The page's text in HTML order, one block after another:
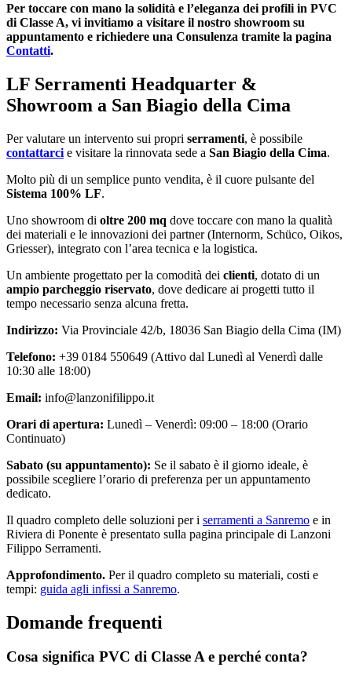
Per toccare con mano la solidità e l’eleganza dei profili in PVC
di Classe A, vi invitiamo a visitare il nostro showroom su
appuntamento e richiedere una Consulenza tramite la pagina
Contatti.
LF Serramenti Headquarter &
Showroom a San Biagio della Cima
Per valutare un intervento sui propri serramenti, è possibile
contattarci e visitare la rinnovata sede a San Biagio della Cima.
Molto più di un semplice punto vendita, è il cuore pulsante del
Sistema 100% LF.
Uno showroom di oltre 200 mq dove toccare con mano la qualità
dei materiali e le innovazioni dei partner (Internorm, Schüco, Oikos,
Griesser), integrato con l’area tecnica e la logistica.
Un ambiente progettato per la comodità dei clienti, dotato di un
ampio parcheggio riservato, dove dedicare ai progetti tutto il
tempo necessario senza alcuna fretta.
Indirizzo: Via Provinciale 42/b, 18036 San Biagio della Cima (IM)
Telefono: +39 0184 550649 (Attivo dal Lunedì al Venerdì dalle
10:30 alle 18:00)
Email: info@lanzonifilippo.it
Orari di apertura: Lunedì – Venerdì: 09:00 – 18:00 (Orario
Continuato)
Sabato (su appuntamento): Se il sabato è il giorno ideale, è
possibile scegliere l’orario di preferenza per un appuntamento
dedicato.
Il quadro completo delle soluzioni per i serramenti a Sanremo e in
Riviera di Ponente è presentato sulla pagina principale di Lanzoni
Filippo Serramenti.
Approfondimento. Per il quadro completo su materiali, costi e
tempi: guida agli infissi a Sanremo.
Domande frequenti
Cosa significa PVC di Classe A e perché conta?